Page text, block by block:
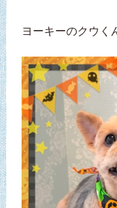
ヨーキーのクウく